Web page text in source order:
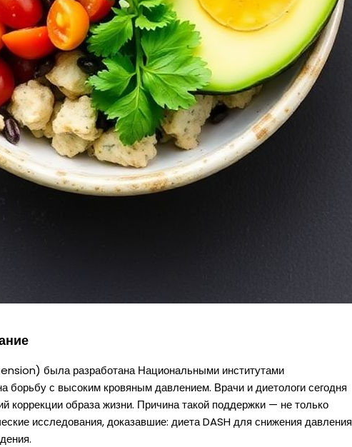
была разработана Национальными институтами
борьбу с высоким кровяным давлением. Врачи и диетологи сегодня
коррекции образа жизни. Причина такой поддержки — не только
исследования, доказавшие: диета DASH для снижения давления